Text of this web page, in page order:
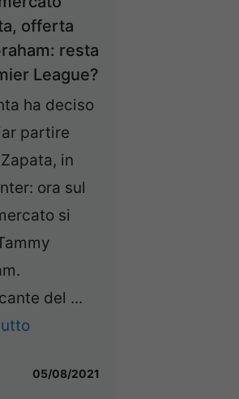
offerta
resta
League?
ha deciso
partire
in
ora sul
si
del ...
05/08/2021